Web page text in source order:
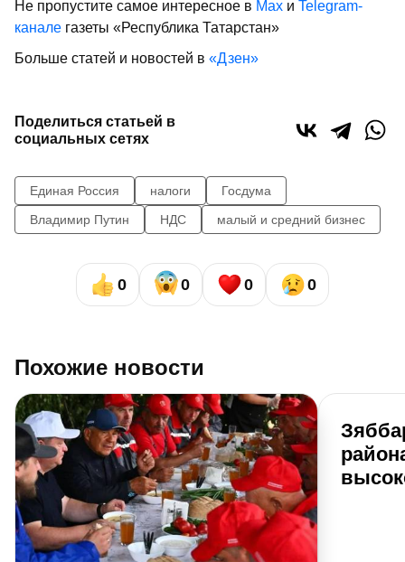
Не пропустите самое интересное в Max и Telegram-
канале газеты «Республика Татарстан»
Больше статей и новостей в «Дзен»
Поделиться статьей в
социальных сетях
Единая Россия налоги
Госдума
Владимир Путин
НДС малый и средний бизнес
0 0 0 0
Похожие новости